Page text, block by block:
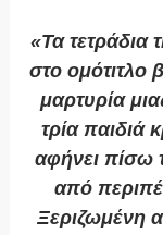
«Τα τετράδια
στο ομότιτλο
μαρτυρία
τρία παιδιά
αφήνει πίσω
από
Ξεριζωμένη